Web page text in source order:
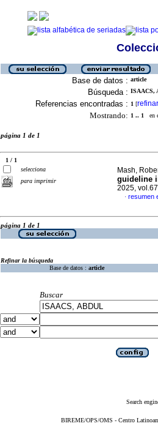
Base de datos : article
Búsqueda : ISAACS,
Referencias encontradas : 1 [refinar
Mostrando: 1 .. 1 en
página 1 de 1
1 / 1
selecciona
para imprimir
Mash,
guideline
2025,
· resumen
página 1 de 1
Refinar la búsqueda
Base de datos : article
Buscar
Search
BIREME/OPS/OMS - Centro